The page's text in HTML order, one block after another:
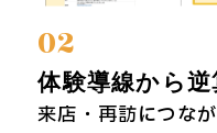
02
体験導線から
来店・再訪につな